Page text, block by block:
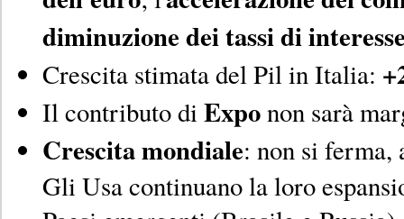
diminuzione dei tassi di
Crescita stimata del Pil in Italia:
Il contributo diExponon sarà
Crescita mondiale: non si ferma,
Gli Usa continuano la loro